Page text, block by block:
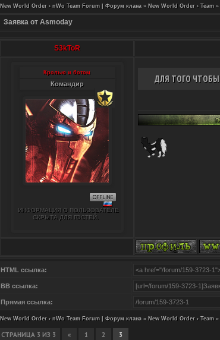
New World Order › nWo Team Forum | Форум клана » New World Order › Team »
Заявка от Asmoday
S3kToR
Кролью и ботом
Командир
ИНФОРМАЦИЯ О ПОЛЬЗОВАТЕЛЕ
СКРЫТА ДЛЯ ГОСТЕЙ.
ДЛЯ ТОГО ЧТОБЫ
HTML ссылка:
BB ссылка:
Прямая ссылка:
New World Order › nWo Team Forum | Форум клана » New World Order › Team »
СТРАНИЦА 3 ИЗ 3 « 1 2 3